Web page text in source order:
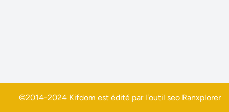
©2014-2024 Kifdom est édité par l'outil seo Ranxplorer